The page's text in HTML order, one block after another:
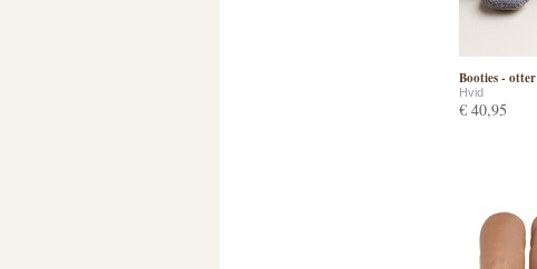
Booties - otter
Hvid
€ 40,95